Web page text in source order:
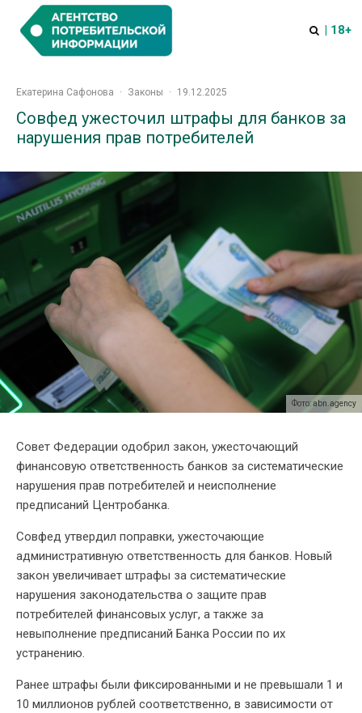
| 18+
Екатерина Сафонова · Законы · 19.12.2025
Совфед ужесточил штрафы для банков за
нарушения прав потребителей
Фото: abn.agency
Совет Федерации одобрил закон, ужесточающий
финансовую ответственность банков за систематические
нарушения прав потребителей и неисполнение
предписаний Центробанка.
Совфед утвердил поправки, ужесточающие
административную ответственность для банков. Новый
закон увеличивает штрафы за систематические
нарушения законодательства о защите прав
потребителей финансовых услуг, а также за
невыполнение предписаний Банка России по их
устранению.
Ранее штрафы были фиксированными и не превышали 1 и
10 миллионов рублей соответственно, в зависимости от